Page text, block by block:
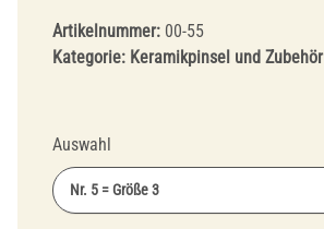
Artikelnummer: 00-55
Kategorie: Keramikpinsel und Zubehör
Auswahl
Nr. 5 = Größe 3